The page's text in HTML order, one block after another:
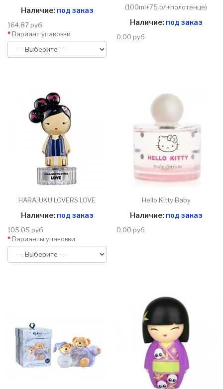
Наличие: под заказ
164.87 руб
Вариант упаковки
(100ml+75 b/l+полотенце)
Наличие: под заказ
0.00 руб
HARAJUKU LOVERS LOVE
Наличие: под заказ
105.05 руб
Варианты упаковки
Hello Kitty Baby
Наличие: под заказ
0.00 руб